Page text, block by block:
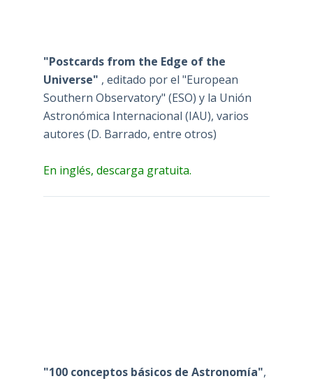
"Postcards from the Edge of the
Universe" , editado por el "European
Southern Observatory" (ESO) y la Unión
Astronómica Internacional (IAU), varios
autores (D. Barrado, entre otros)
En inglés, descarga gratuita.
"100 conceptos básicos de Astronomía",